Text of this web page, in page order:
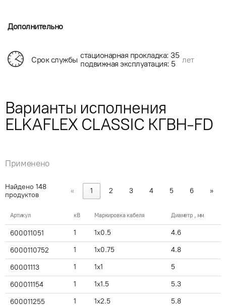
Дополнительно
Срок службы стационарная прокладка: 35
подвижная эксплуатация: 5
лет
Варианты исполнения
ELKAFLEX CLASSIC КГВН-FD
Применено
Найдено 148
продуктов
« 1 2 3 4 5 6 »
Артикул кВ Маркировка кабеля Диаметр , мм
600011051 1 1x0.5 4.6
6000110752 1 1x0.75 4.8
60001113 1 1x1 5
600011154 1 1x1.5 5.3
600011255 1 1x2.5 5.8